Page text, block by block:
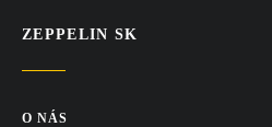
ZEPPELIN SK
O NÁS